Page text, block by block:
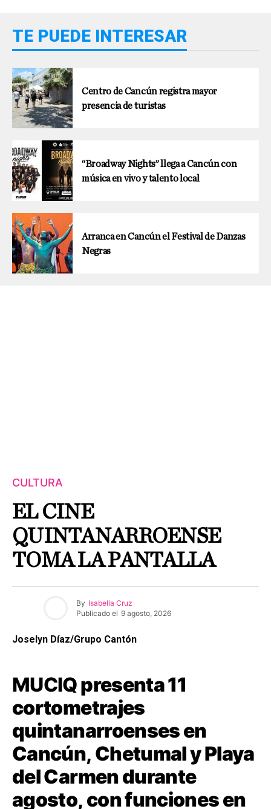
TE PUEDE INTERESAR
Centro de Cancún registra mayor
presencia de turistas
“Broadway Nights” llega a Cancún con
música en vivo y talento local
Arranca en Cancún el Festival de Danzas
Negras
CULTURA
EL CINE
QUINTANARROENSE
TOMA LA PANTALLA
By Isabella Cruz
Publicado el 9 agosto, 2026
Joselyn Díaz/Grupo Cantón
MUCIQpresenta 11
cortometrajes
quintanarroenses en
Cancún, Chetumal y Playa
del Carmen durante
agosto, con funciones en